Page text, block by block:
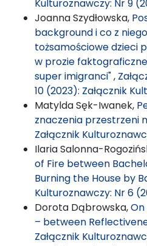
Kulturoznawczy: Nr 9
Joanna Szydłowska,
background i co z
tożsamościowe dzieci
w prozie
super imigranci",
10 (2023): Załącznik
Matylda Sęk-Iwanek,
znaczenia przestrzeni
Załącznik
Ilaria Salonna-
of Fire between
Burning the House by
Kulturoznawczy: Nr 6
Dorota Dąbrowska,
– between
Załącznik